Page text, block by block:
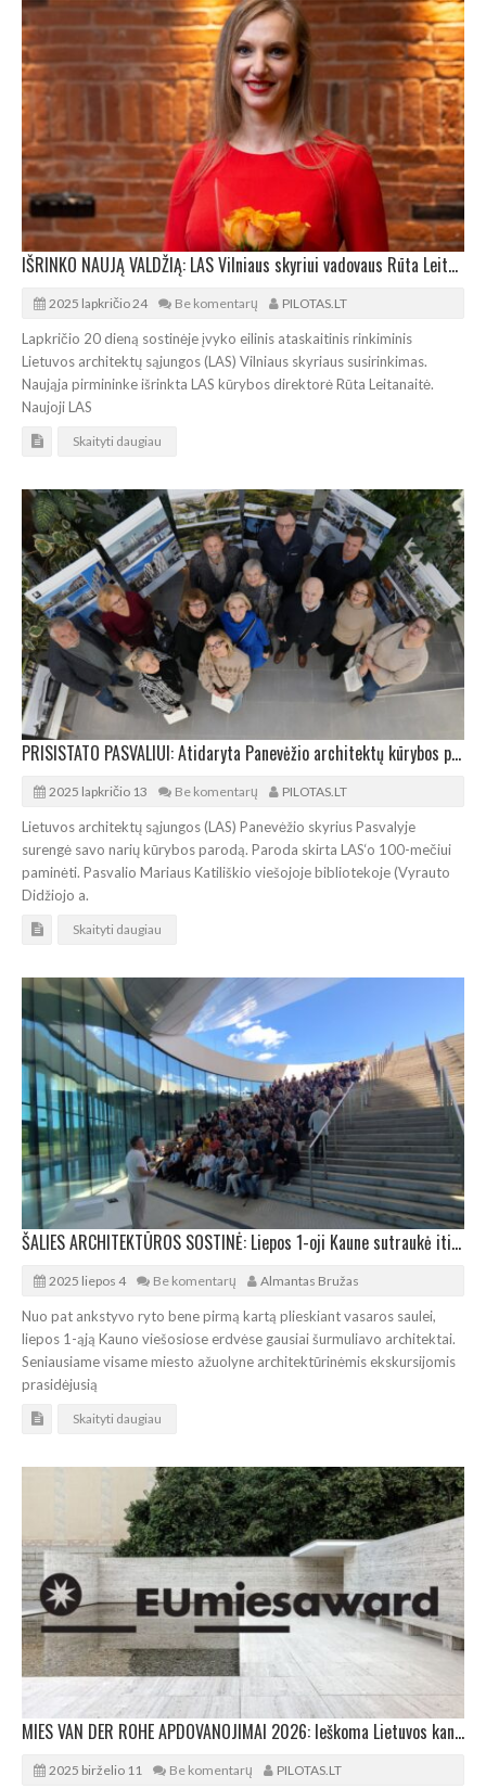
IŠRINKO NAUJĄ VALDŽIĄ: LAS Vilniaus skyriui vadovaus Rūta Leitanaitė
2025 lapkričio 24 Be komentarų PILOTAS.LT
Lapkričio 20 dieną sostinėje įvyko eilinis ataskaitinis rinkiminis
Lietuvos architektų sąjungos (LAS) Vilniaus skyriaus susirinkimas.
Naująja pirmininke išrinkta LAS kūrybos direktorė Rūta Leitanaitė.
Naujoji LAS
Skaityti daugiau
PRISISTATO PASVALIUI: Atidaryta Panevėžio architektų kūrybos paroda
2025 lapkričio 13 Be komentarų PILOTAS.LT
Lietuvos architektų sąjungos (LAS) Panevėžio skyrius Pasvalyje
surengė savo narių kūrybos parodą. Paroda skirta LAS‘o 100-mečiui
paminėti. Pasvalio Mariaus Katiliškio viešojoje bibliotekoje (Vyrauto
Didžiojo a.
Skaityti daugiau
ŠALIES ARCHITEKTŪROS SOSTINĖ: Liepos 1-oji Kaune sutraukė itin gausias architektūrines pajėgas
2025 liepos 4 Be komentarų Almantas Bružas
Nuo pat ankstyvo ryto bene pirmą kartą plieskiant vasaros saulei,
liepos 1-ąją Kauno viešosiose erdvėse gausiai šurmuliavo architektai.
Seniausiame visame miesto ažuolyne architektūrinėmis ekskursijomis
prasidėjusią
Skaityti daugiau
MIES VAN DER ROHE APDOVANOJIMAI 2026: Ieškoma Lietuvos kandidatų
2025 birželio 11 Be komentarų PILOTAS.LT